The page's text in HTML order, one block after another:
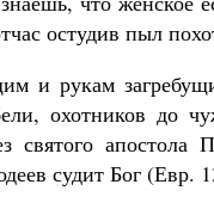
остудив пыл
и рукам
охотников до
святого
судит Бог (Евр.